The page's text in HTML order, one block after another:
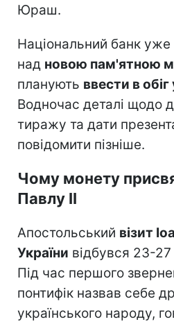
Юраш.
Національний банк
над новою пам'ятною
планують ввести в
Водночас деталі щодо
тиражу та дати
повідомити пізніше.
Чому монету
Павлу II
Апостольський візит
України відбувся 23-
Під час першого
понтифік назвав себе
українського народу,